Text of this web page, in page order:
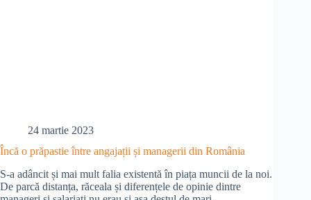
24 martie 2023
Încă o prăpastie între angajații și managerii din România
S-a adâncit și mai mult falia existentă în piața muncii de la noi.
De parcă distanța, răceala și diferențele de opinie dintre